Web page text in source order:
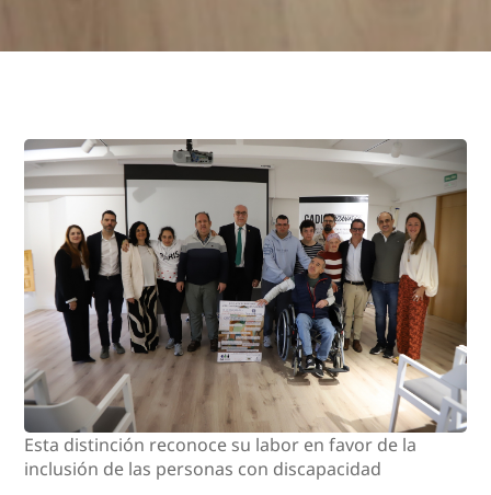
Esta distinción reconoce su labor en favor de la
inclusión de las personas con discapacidad